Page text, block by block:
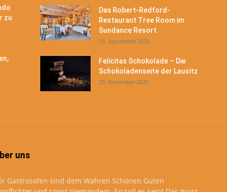
zu
Das Robert-Redford-
Restaurant Tree Room im
Sundance Resort
19. September 2025
Felicitas Schokolade – Die
Schokoladenseite der Lausitz
29. November 2020
uns
Gastrosofen sind dem Wahren Schönen Guten